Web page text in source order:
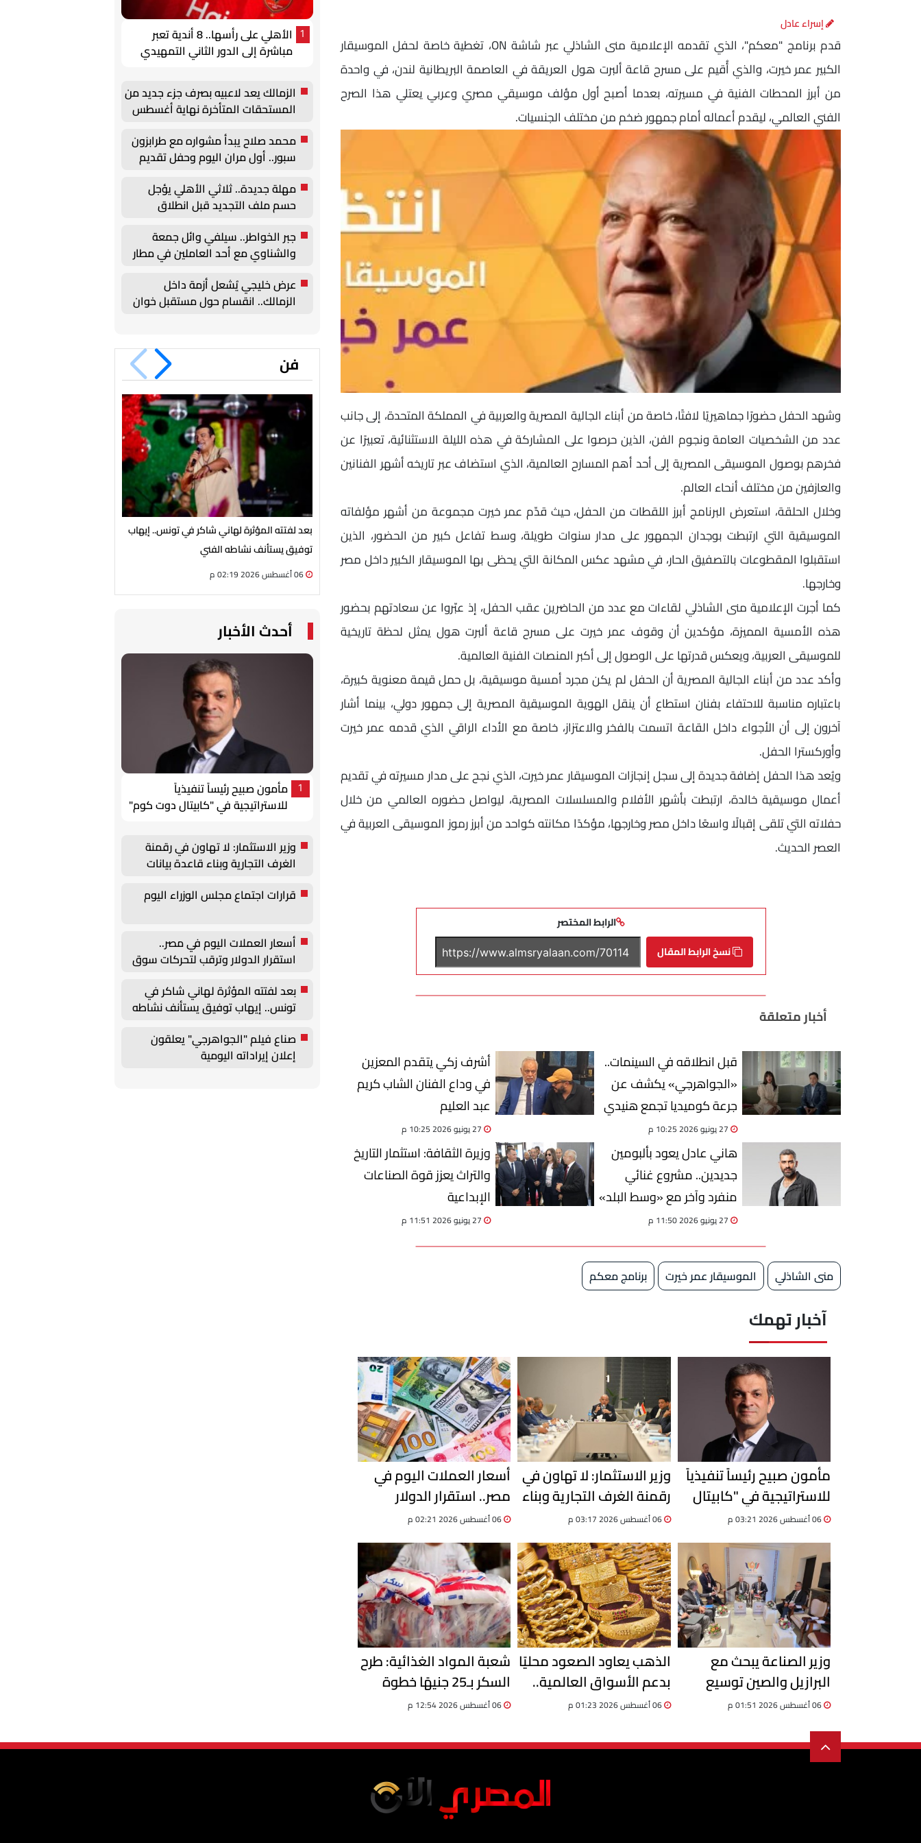
إسراء عادل
قدم برنامج "معكم"، الذي تقدمه الإعلامية منى الشاذلي عبر شاشة ON، تغطية خاصة لحفل الموسيقار
الكبير عمر خيرت، والذي أُقيم على مسرح قاعة ألبرت هول العريقة في العاصمة البريطانية لندن، في واحدة
من أبرز المحطات الفنية في مسيرته، بعدما أصبح أول مؤلف موسيقي مصري وعربي يعتلي هذا الصرح
الفني العالمي، ليقدم أعماله أمام جمهور ضخم من مختلف الجنسيات.
وشهد الحفل حضورًا جماهيريًا لافتًا، خاصة من أبناء الجالية المصرية والعربية في المملكة المتحدة، إلى جانب
عدد من الشخصيات العامة ونجوم الفن، الذين حرصوا على المشاركة في هذه الليلة الاستثنائية، تعبيرًا عن
فخرهم بوصول الموسيقى المصرية إلى أحد أهم المسارح العالمية، الذي استضاف عبر تاريخه أشهر الفنانين
والعازفين من مختلف أنحاء العالم.
وخلال الحلقة، استعرض البرنامج أبرز اللقطات من الحفل، حيث قدّم عمر خيرت مجموعة من أشهر مؤلفاته
الموسيقية التي ارتبطت بوجدان الجمهور على مدار سنوات طويلة، وسط تفاعل كبير من الحضور، الذين
استقبلوا المقطوعات بالتصفيق الحار، في مشهد عكس المكانة التي يحظى بها الموسيقار الكبير داخل مصر
وخارجها.
كما أجرت الإعلامية منى الشاذلي لقاءات مع عدد من الحاضرين عقب الحفل، إذ عبّروا عن سعادتهم بحضور
هذه الأمسية المميزة، مؤكدين أن وقوف عمر خيرت على مسرح قاعة ألبرت هول يمثل لحظة تاريخية
للموسيقى العربية، ويعكس قدرتها على الوصول إلى أكبر المنصات الفنية العالمية.
وأكد عدد من أبناء الجالية المصرية أن الحفل لم يكن مجرد أمسية موسيقية، بل حمل قيمة معنوية كبيرة،
باعتباره مناسبة للاحتفاء بفنان استطاع أن ينقل الهوية الموسيقية المصرية إلى جمهور دولي، بينما أشار
آخرون إلى أن الأجواء داخل القاعة اتسمت بالفخر والاعتزاز، خاصة مع الأداء الراقي الذي قدمه عمر خيرت
وأوركسترا الحفل.
ويُعد هذا الحفل إضافة جديدة إلى سجل إنجازات الموسيقار عمر خيرت، الذي نجح على مدار مسيرته في تقديم
أعمال موسيقية خالدة، ارتبطت بأشهر الأفلام والمسلسلات المصرية، ليواصل حضوره العالمي من خلال
حفلاته التي تلقى إقبالًا واسعًا داخل مصر وخارجها، مؤكدًا مكانته كواحد من أبرز رموز الموسيقى العربية في
العصر الحديث.
الرابط المختصر
نسخ الرابط المقال
أخبار متعلقة
قبل انطلاقه في السينمات..
«الجواهرجي» يكشف عن
جرعة كوميديا تجمع هنيدي
ومنى زكي
أشرف زكي يتقدم المعزين
في وداع الفنان الشاب كريم
عبد العليم
هاني عادل يعود بألبومين
جديدين.. مشروع غنائي
منفرد وآخر مع «وسط البلد»
وزيرة الثقافة: استثمار التاريخ
والتراث يعزز قوة الصناعات
الإبداعية
منى الشاذلي الموسيقار عمر خيرت برنامج معكم
آخبار تهمك
مأمون صبيح رئيساً تنفيذياً
للاستراتيجية في "كابيتال
دوت كوم"
وزير الاستثمار: لا تهاون في
رقمنة الغرف التجارية وبناء
قاعدة بيانات محدثة
للشركات
06 أغسطس 2026 03:17 م
أسعار العملات اليوم في
مصر.. استقرار الدولار
وترقب لتحركات سوق
الصرف
06 أغسطس 2026 02:21 م
وزير الصناعة يبحث مع
البرازيل والصين توسيع
الشراكات الصناعية وجذب
الذهب يعاود الصعود محليًا
بدعم الأسواق العالمية..
والجنيه يكبح الارتفاع
06 أغسطس 2026 01:23 م
شعبة المواد الغذائية: طرح
السكر بـ25 جنيهًا خطوة
لضبط الأسعار ومواجهة
06 أغسطس 2026 12:54 م
1
الأهلي على رأسها.. 8 أندية تعبر
مباشرة إلى الدور الثاني التمهيدي
الزمالك يعد لاعبيه بصرف جزء جديد من
المستحقات المتأخرة نهاية أغسطس
محمد صلاح يبدأ مشواره مع طرابزون
سبور.. أول مران اليوم وحفل تقديم
مهلة جديدة.. ثلاثي الأهلي يؤجل
حسم ملف التجديد قبل انطلاق
جبر الخواطر.. سيلفي وائل جمعة
والشناوي مع أحد العاملين في مطار
عرض خليجي يُشعل أزمة داخل
الزمالك.. انقسام حول مستقبل خوان
فن
بعد لفتته المؤثرة لهاني شاكر في تونس.. إيهاب
توفيق يستأنف نشاطه الفني
أحدث الأخبار
1
مأمون صبيح رئيساً تنفيذياً
للاستراتيجية في "كابيتال دوت كوم"
وزير الاستثمار: لا تهاون في رقمنة
الغرف التجارية وبناء قاعدة بيانات
قرارات اجتماع مجلس الوزراء اليوم
أسعار العملات اليوم في مصر..
استقرار الدولار وترقب لتحركات سوق
بعد لفتته المؤثرة لهاني شاكر في
تونس.. إيهاب توفيق يستأنف نشاطه
صناع فيلم "الجواهرجي" يعلقون
إعلان إيراداته اليومية